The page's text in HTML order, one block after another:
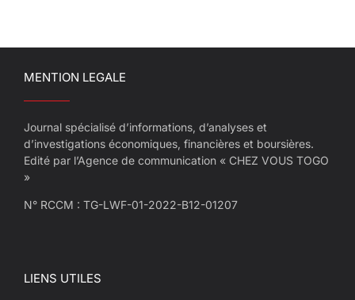
MENTION LEGALE
Journal spécialisé d’informations, d’analyses et
d’investigations économiques, financières et boursières.
Edité par l’Agence de communication « CHEZ VOUS TOGO
»
N° RCCM : TG-LWF-01-2022-B12-01207
LIENS UTILES